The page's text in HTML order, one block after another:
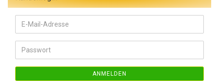
E-
Mail-
Adresse
Passwort
ANMELDEN